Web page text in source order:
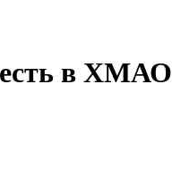
в ХМАО